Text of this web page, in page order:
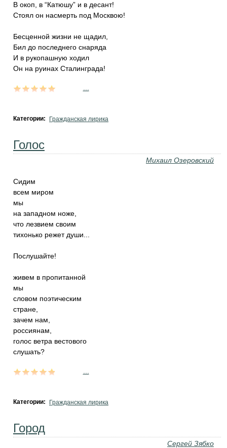
В окоп, в “Катюшу” и в десант!
Стоял он насмерть под Москвою!
Бесценной жизни не щадил,
Бил до последнего снаряда
И в рукопашную ходил
Он на руинах Сталинграда!
Категории: Гражданская лирика
Голос
Михаил Озеровский
Сидим
всем миром
мы
на западном ноже,
что лезвием своим
тихонько режет души...
Послушайте!
живем в пропитанной
мы
словом поэтическим
стране,
зачем нам,
россиянам,
голос ветра вестового
слушать?
Категории: Гражданская лирика
Город
Сергей Зябко